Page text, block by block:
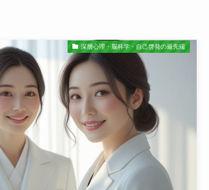
深層心理・脳科学・自己啓発の最先端